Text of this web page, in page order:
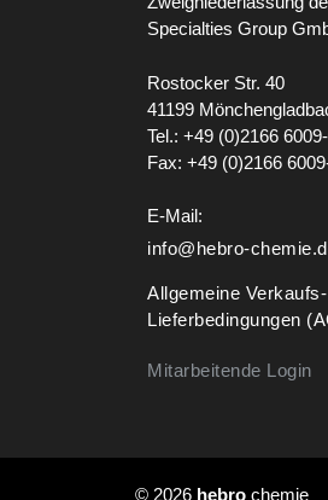
Specialties Group
Rostocker Str. 40
41199
Tel.: +49 (0)2166
Fax: +49 (0)2166
E-Mail:
info@hebro-
Allgemeine
Lieferbedingungen
Mitarbeitende Login
© 2026 hebro chemie